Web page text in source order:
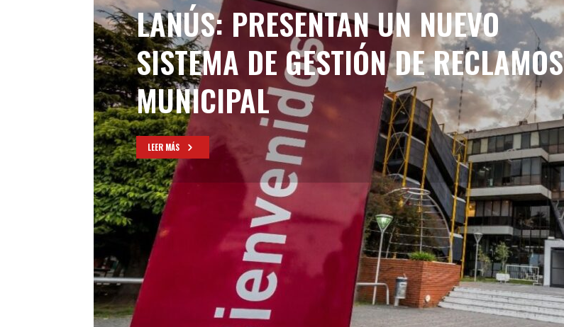
LANÚS: PRESENTAN UN NUEVO
SISTEMA DE GESTIÓN DE RECLAMOS
MUNICIPAL
LEER MÁS